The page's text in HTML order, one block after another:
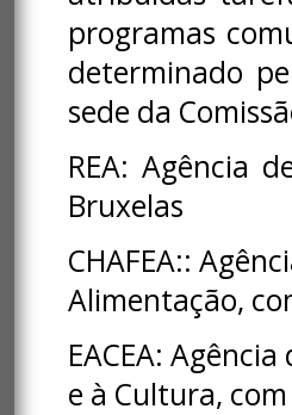
programas
determinado
sede da
REA: Agência
Bruxelas
CHAFEA::
Alimentação,
EACEA:
e à Cultura,